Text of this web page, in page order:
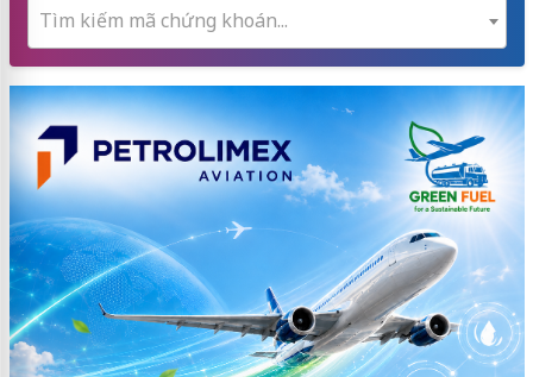
Tìm kiếm mã chứng khoán...